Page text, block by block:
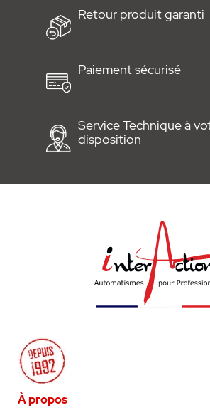
Retour produit garanti
Paiement sécurisé
Service Technique à
disposition
À propos